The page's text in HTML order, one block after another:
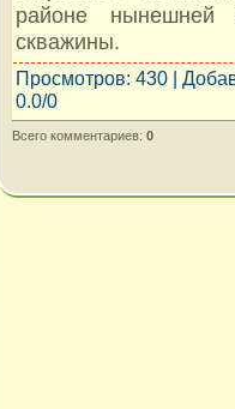
районе
скважины.
Просмотров: 430 |
0.0/0
Всего комментариев: 0